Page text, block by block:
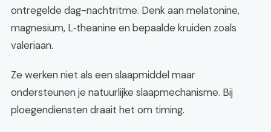
ontregelde dag-nachtritme. Denk aan melatonine,
magnesium, L‑theanine en bepaalde kruiden zoals
valeriaan.
Ze werken niet als een slaapmiddel maar
ondersteunen je natuurlijke slaapmechanisme. Bij
ploegendiensten draait het om timing.